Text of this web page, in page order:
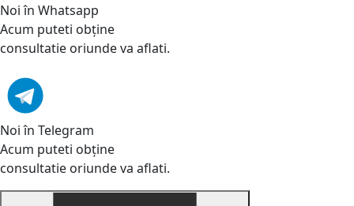
Noi în Whatsapp
Acum puteti obține
consultatie oriunde va aflati.
Noi în Telegram
Acum puteti obține
consultatie oriunde va aflati.